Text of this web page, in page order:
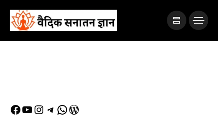
Facebook
YouTube
Instagram
Telegram
WhatsApp
WordPress